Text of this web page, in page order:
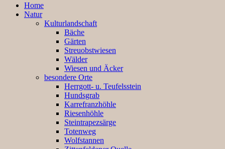
Home
Natur
Kulturlandschaft
Bäche
Gärten
Streuobstwiesen
Wälder
Wiesen und Äcker
besondere Orte
Herrgott- u. Teufelsstein
Hundsgrab
Karrefranzhöhle
Riesenhöhle
Steintrapezsärge
Totenweg
Wolfstannen